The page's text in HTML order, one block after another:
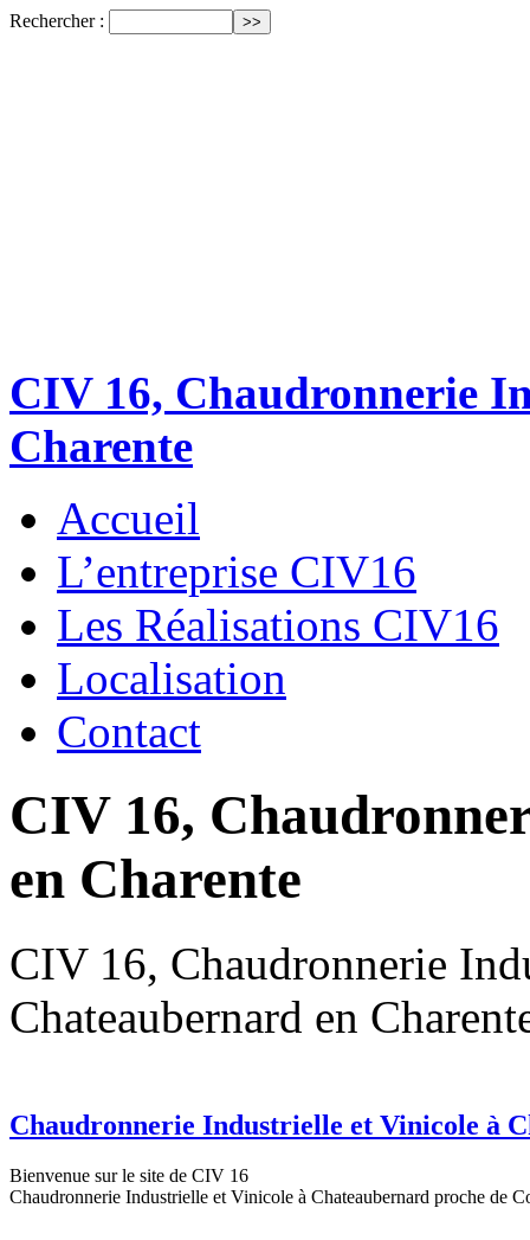
Rechercher :
CIV 16, Chaudronnerie
Charente
Accueil
L’entreprise CIV16
Les Réalisations CIV16
Localisation
Contact
CIV 16,
en Charente
CIV 16, Chaudronnerie
Chateaubernard en
Chaudronnerie Industrielle et Vinicole à
Bienvenue sur le site de CIV 16
Chaudronnerie Industrielle et Vinicole à Chateaubernard proche de